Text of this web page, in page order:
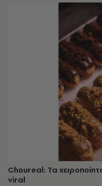
Choureal: Τα
viral